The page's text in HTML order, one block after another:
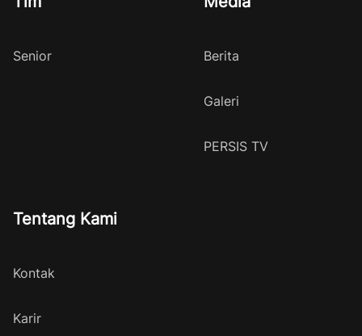
Senior Berita
Galeri
PERSIS TV
Tentang Kami
Kontak
Karir